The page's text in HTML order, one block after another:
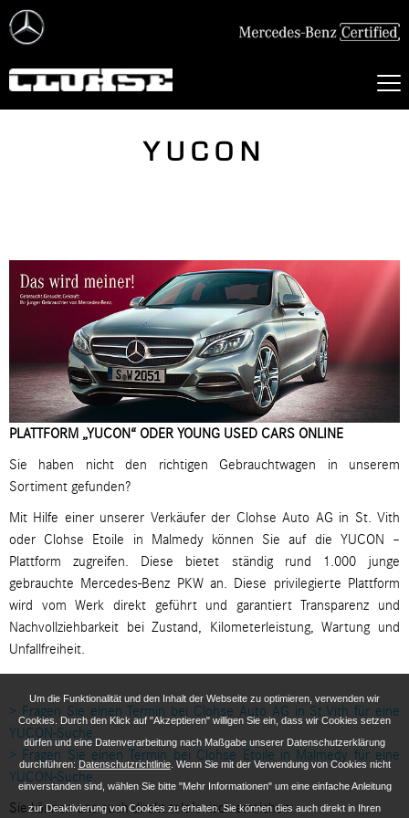
Um die Funktionalität und den Inhalt der Webseite zu optimieren, verwenden wir
Cookies. Durch den Klick auf "Akzeptieren" willigen Sie ein, dass wir Cookies setzen
dürfen und eine Datenverarbeitung nach Maßgabe unserer Datenschutzerklärung
durchführen: Datenschutzrichtlinie. Wenn Sie mit der Verwendung von Cookies nicht
einverstanden sind, wählen Sie bitte "Mehr Informationen" um eine einfache Anleitung
zur Deaktivierung von Cookies zu erhalten. Sie können dies auch direkt in Ihren
YUCON
PLATTFORM „YUCON“ ODER YOUNG USED CARS ONLINE
Sie haben nicht den richtigen Gebrauchtwagen in unserem
Sortiment gefunden?
Mit Hilfe einer unserer Verkäufer der Clohse Auto AG in St. Vith
oder Clohse Etoile in Malmedy können Sie auf die YUCON –
Plattform zugreifen. Diese bietet ständig rund 1.000 junge
gebrauchte Mercedes-Benz PKW an. Diese privilegierte Plattform
wird vom Werk direkt geführt und garantiert Transparenz und
Nachvollziehbarkeit bei Zustand, Kilometerleistung, Wartung und
Unfallfreiheit.
> Fragen Sie einen Termin bei Clohse Auto AG in St.Vith für eine
YUCON-Suche.
> Fragen Sie einen Termin bei Clohse Etoile in Malmedy für eine
YUCON-Suche.
Sie können uns auch direkt telefonisch erreichen: